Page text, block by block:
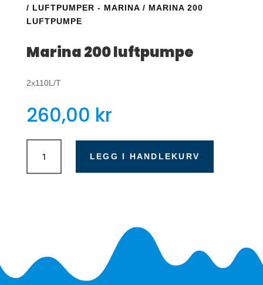
/ LUFTPUMPER - MARINA/ MARINA 200
LUFTPUMPE
Marina 200 luftpumpe
2x110L/T
260,00 kr
Marina
luftpumpe
LEGG I HANDLEKURV